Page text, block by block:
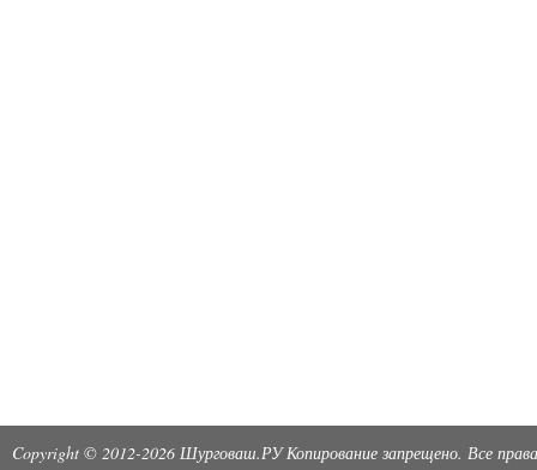
Copyright © 2012-2026 Шурговаш.РУ Копирование запрещено. Все